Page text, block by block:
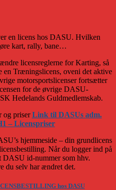
en licens hos DASU. Hvilken
kart, rally, bane…
licensreglerne for Karting, så
en Træningslicens, oveni det aktive
motorsportslicenser fortsætter
for de øvrige DASU-
Hedelands Guldmedlemskab.
og priserLink til DASUs adm.
– Licenspriser
hjemmeside – din grundlicens
Når du logger ind på
DASU id-nummer som hhv.
du selv har ændret det.
hos DASU